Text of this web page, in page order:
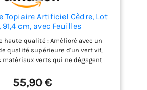
Topiaire Artificiel Cèdre, Lot
91,4 cm, avec Feuilles
et Pot, Feuilles
Résistante aux UV, Ensemble
pour Déco Intérieur
Extérieur
haute qualité : Amélioré avec un
qualité supérieure d'un vert vif,
verts qui ne dégagent
il rivalise avec les plantes
55,90 €